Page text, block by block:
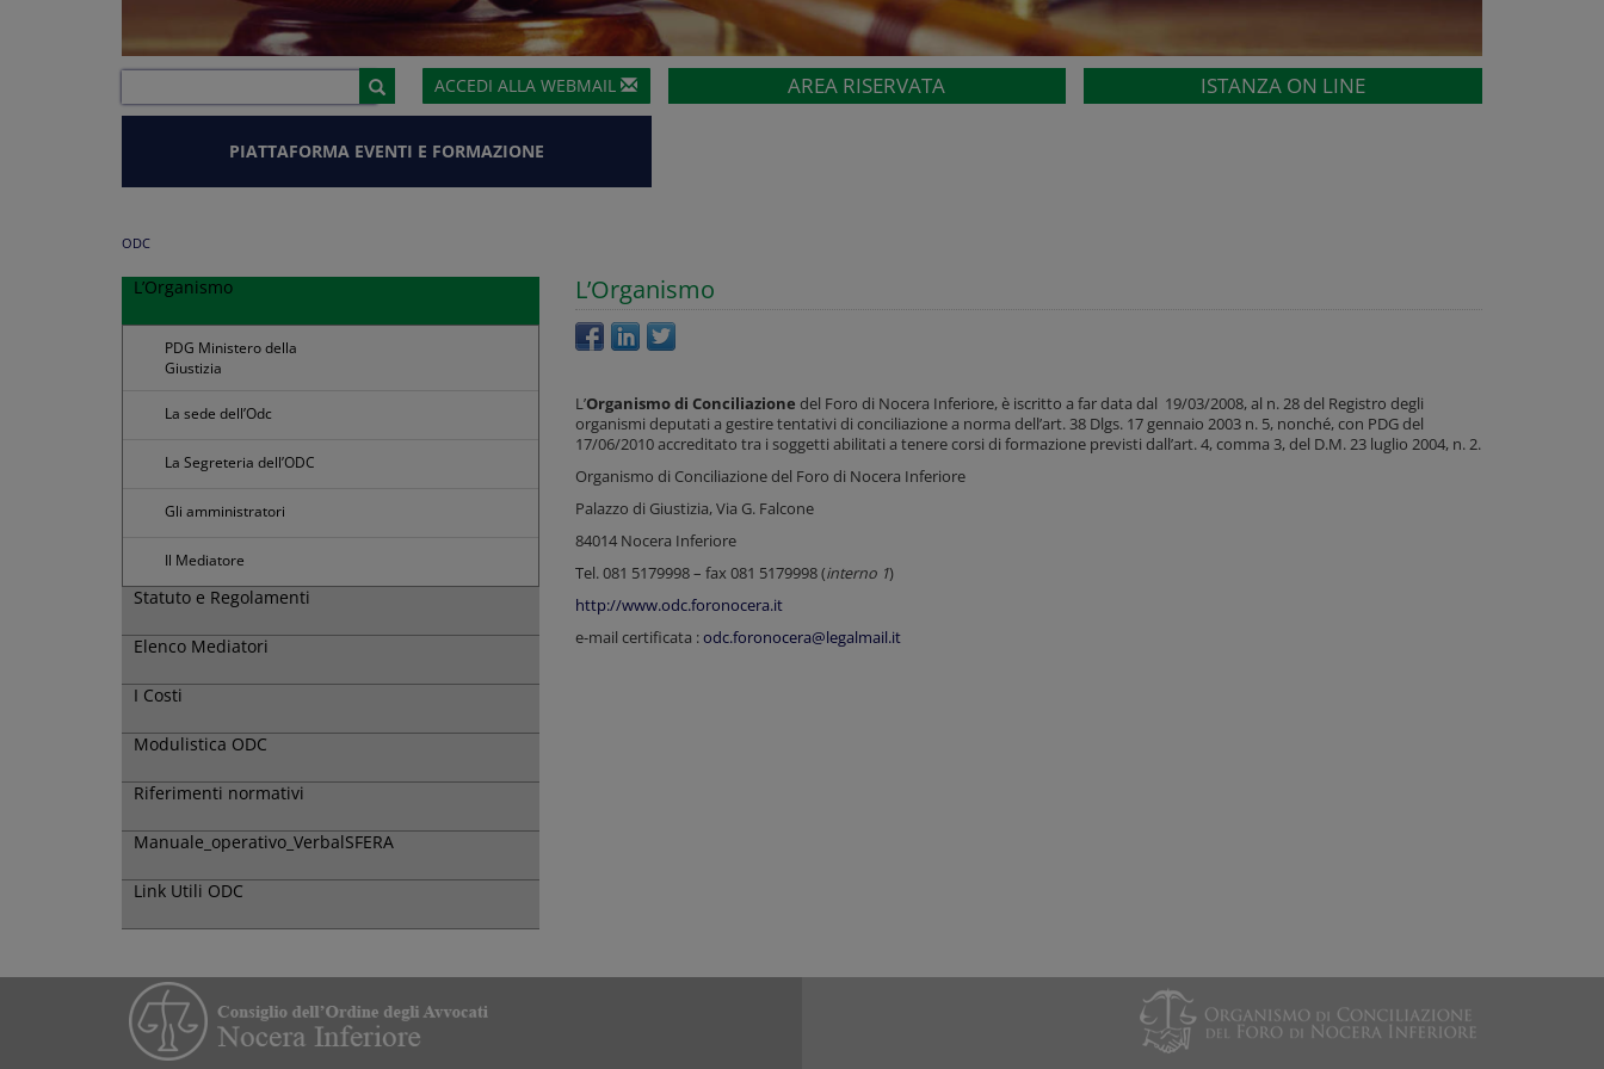
ACCEDI ALLAWEBMAIL
PIATTAFORMA EVENTI E FORMAZIONE
AREA RISERVATA ISTANZA ON LINE
ODC
L’Organismo
PDG Ministero della
Giustizia
La sede dell’Odc
La Segreteria dell’ODC
Gli amministratori
Il Mediatore
Statuto e Regolamenti
Elenco Mediatori
I Costi
Modulistica ODC
Riferimenti normativi
Manuale_operativo_VerbalSFERA
Link Utili ODC
L’Organismo
L’Organismo di Conciliazione del Foro di Nocera Inferiore, è iscritto a far data dal 19/03/2008, al n. 28 del Registro degli
organismi deputati a gestire tentativi di conciliazione a norma dell’art. 38 Dlgs. 17 gennaio 2003 n. 5, nonché, con PDG del
17/06/2010 accreditato tra i soggetti abilitati a tenere corsi di formazione previsti dall’art. 4, comma 3, del D.M. 23 luglio 2004, n. 2.
Organismo di Conciliazione del Foro di Nocera Inferiore
Palazzo di Giustizia, Via G. Falcone
84014 Nocera Inferiore
Tel. 081 5179998 – fax 081 5179998 (interno 1)
http://www.odc.foronocera.it
e-mail certificata :odc.foronocera@legalmail.it